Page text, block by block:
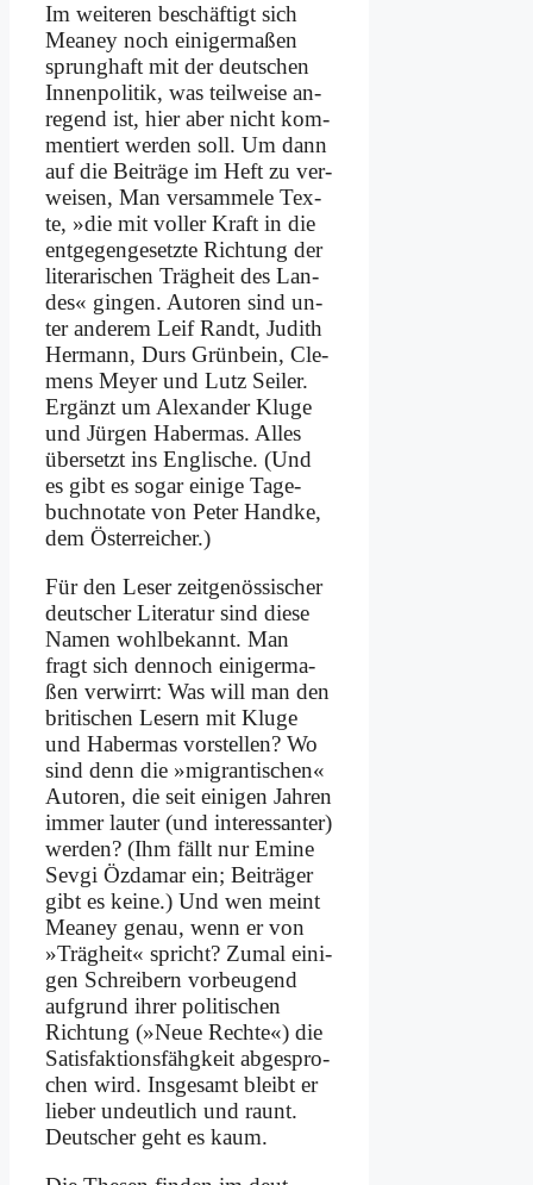
Im wei­te­ren be­schäf­tigt sich
Meaney noch ei­ni­ger­ma­ßen
sprung­haft mit der deut­schen
In­nen­po­li­tik, was teil­wei­se an­
re­gend ist, hier aber nicht kom­
men­tiert wer­den soll. Um dann
auf die Bei­trä­ge im Heft zu ver­
wei­sen, Man ver­sam­me­le Tex­
te, »die mit vol­ler Kraft in die
ent­ge­gen­ge­setz­te Rich­tung der
li­te­ra­ri­schen Träg­heit des Lan­
des« gin­gen. Au­toren sind un­
ter an­de­rem Leif Randt, Ju­dith
Her­mann, Durs Grün­bein, Cle­
mens Mey­er und Lutz Sei­ler.
Er­gänzt um Alex­an­der Klu­ge
und Jür­gen Ha­ber­mas. Al­les
über­setzt ins Eng­li­sche. (Und
es gibt es so­gar ei­ni­ge Ta­ge­
buch­no­ta­te von Pe­ter Hand­ke,
dem Öster­rei­cher.)
Für den Le­ser zeit­ge­nös­si­scher
deut­scher Li­te­ra­tur sind die­se
Na­men wohl­be­kannt. Man
fragt sich den­noch ei­ni­ger­ma­
ßen ver­wirrt: Was will man den
bri­ti­schen Le­sern mit Klu­ge
und Ha­ber­mas vor­stel­len? Wo
sind denn die »mi­gran­ti­schen«
Au­toren, die seit ei­ni­gen Jah­ren
im­mer lau­ter (und in­ter­es­san­ter)
wer­den? (Ihm fällt nur Emi­ne
Sev­gi Öz­da­mar ein; Bei­trä­ger
gibt es kei­ne.) Und wen meint
Meaney ge­nau, wenn er von
»Träg­heit« spricht? Zu­mal ei­ni­
gen Schrei­bern vor­beu­gend
auf­grund ih­rer po­li­ti­schen
Rich­tung (»Neue Rech­te«) die
Sa­tis­fak­ti­ons­fähgkeit ab­ge­spro­
chen wird. Ins­ge­samt bleibt er
lie­ber un­deut­lich und raunt.
Deut­scher geht es kaum.